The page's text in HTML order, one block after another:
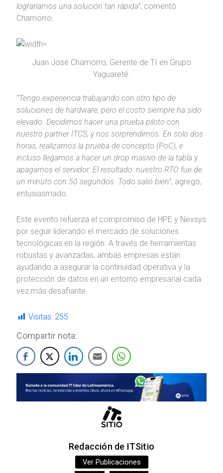
lograríamos una solución tan rápida”, comentó
Chamorro.
Juan José Chamorro, Gerente de TI en Grupo
Yaguareté.
“Tengo experiencia trabajando con otro tipo de
soluciones de hardware, pero el costo siempre ha sido
elevado. Decidimos hacer una prueba piloto con
nuestro partner ITCS, y nos sorprendimos. En solo dos
horas, realizamos la prueba de concepto (PoC), e
incluso llegamos a hacer un drop masivo de la tabla y
apagamos el servidor. El resultado: nuestro RTO fue de
un minuto con 50 segundos. Todo salió bien”, agregó,
entusiasmado.
Este evento refuerza el compromiso de HPE y Nexsys
por seguir liderando el mercado de soluciones
tecnológicas en la región. A través de herramientas
robustas y avanzadas, ambas empresas están
ayudando a asegurar la continuidad operativa y la
protección de datos en un entorno empresarial cada
vez más desafiante.
Visitas: 255
Compartir nota:
Redacción de ITSitio
Ver Publicaciones